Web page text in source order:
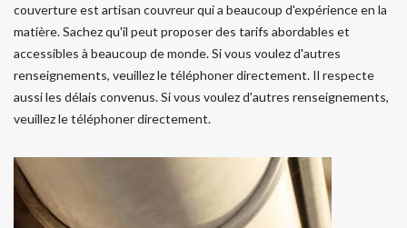
couverture est artisan couvreur qui a beaucoup d'expérience en la
matière. Sachez qu'il peut proposer des tarifs abordables et
accessibles à beaucoup de monde. Si vous voulez d'autres
renseignements, veuillez le téléphoner directement. Il respecte
aussi les délais convenus. Si vous voulez d'autres renseignements,
veuillez le téléphoner directement.